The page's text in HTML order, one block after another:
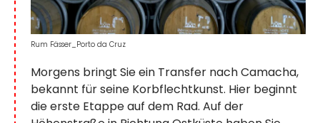
Morgens bringt Sie ein Transfer nach Camacha,
bekannt für seine Korbflechtkunst. Hier beginnt
die erste Etappe auf dem Rad. Auf der
Rum Fässer_Porto da Cruz